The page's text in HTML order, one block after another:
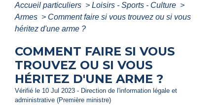
Accueil particuliers > Loisirs - Sports - Culture >
Armes > Comment faire si vous trouvez ou si vous
héritez d'une arme ?
COMMENT FAIRE SI VOUS
TROUVEZ OU SI VOUS
HÉRITEZ D'UNE ARME ?
Vérifié le 10 Jul 2023 - Direction de l'information légale et
administrative (Première ministre)